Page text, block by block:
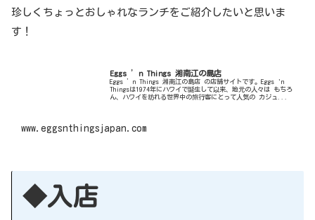
珍しくちょっとおしゃれなランチをご紹介したいと思いま
す！
Eggs ’n Things 湘南江の島店
Eggs ’n Things 湘南江の島店 の店舗サイトです。Eggs 'n
Thingsは1974年にハワイで誕生して以来、地元の人々は もちろ
ん、ハワイを訪れる世界中の旅行客にとって人気の カジュ...
www.eggsnthingsjapan.com
◆入店